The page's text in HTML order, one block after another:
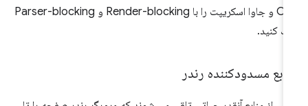
CSS و جاوا اسکریپت را با Render-blocking و Parser-blocking
کنید.
مسدودکننده رندر